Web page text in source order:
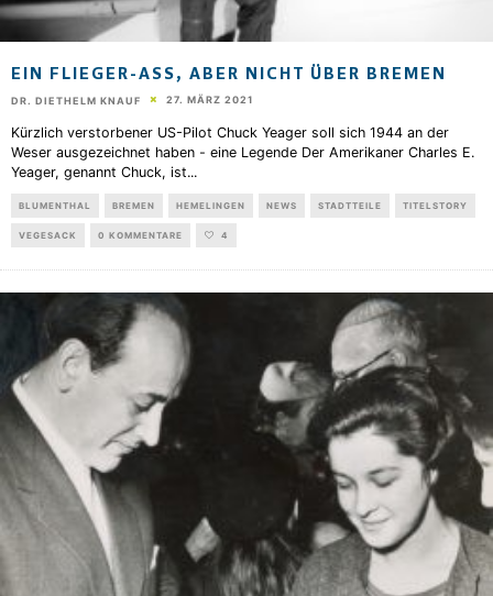
EIN FLIEGER-ASS, ABER NICHT ÜBER BREMEN
DR. DIETHELM KNAUF 27. MÄRZ 2021
Kürzlich verstorbener US-Pilot Chuck Yeager soll sich 1944 an der
Weser ausgezeichnet haben - eine Legende Der Amerikaner Charles E.
Yeager, genannt Chuck, ist...
BLUMENTHAL BREMEN HEMELINGEN NEWS STADTTEILE TITELSTORY
VEGESACK 0 KOMMENTARE 4